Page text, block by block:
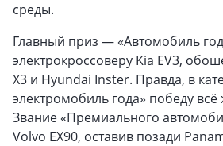
среды.
Главный приз — «Автомобиль
электрокроссоверу Kia EV3,
X3 и Hyundai Inster. Правда, в
электромобиль года» победу
Звание «Премиального
Volvo EX90, оставив позади